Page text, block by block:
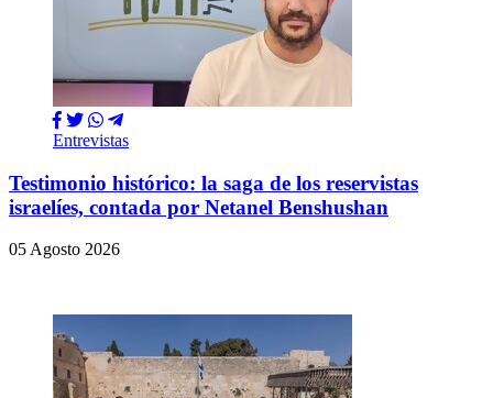
Entrevistas
Testimonio histórico: la saga de los reservistas
israelíes, contada por Netanel Benshushan
05 Agosto 2026